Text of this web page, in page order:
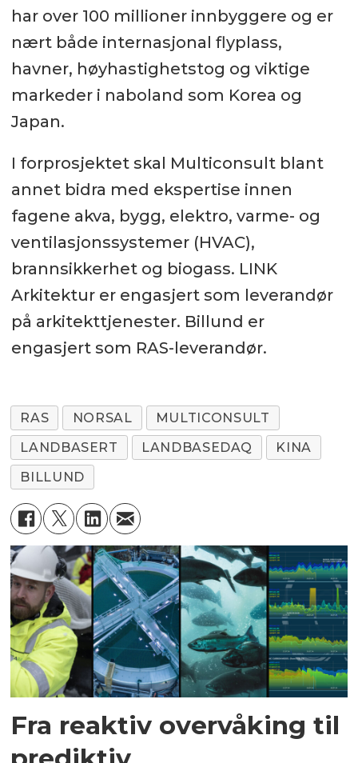
har over 100 millioner innbyggere og er
nært både internasjonal flyplass,
havner, høyhastighetstog og viktige
markeder i naboland som Korea og
Japan.
I forprosjektet skal Multiconsult blant
annet bidra med ekspertise innen
fagene akva, bygg, elektro, varme- og
ventilasjonssystemer (HVAC),
brannsikkerhet og biogass. LINK
Arkitektur er engasjert som leverandør
på arkitekttjenester. Billund er
engasjert som RAS-leverandør.
RAS NORSAL
MULTICONSULT
LANDBASERT
LANDBASEDAQ
KINA
BILLUND
Fra reaktiv overvåking til